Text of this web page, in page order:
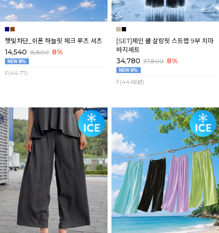
햇빛차단_쉬폰 하늘핏 체크 루즈 셔츠
14,540 15,800 8%
F(44-77)
[SET]제인 쿨 살랑핏 스트랩 9부 치마
바지세트
34,780 37,800 8%
F(44-66반)